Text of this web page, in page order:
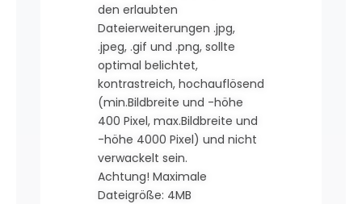
den erlaubten
Dateierweiterungen .jpg,
.jpeg, .gif und .png, sollte
optimal belichtet,
kontrastreich, hochauflösend
(min.Bildbreite und -höhe
400 Pixel, max.Bildbreite und
-höhe 4000 Pixel) und nicht
verwackelt sein.
Achtung! Maximale
Dateigröße: 4MB